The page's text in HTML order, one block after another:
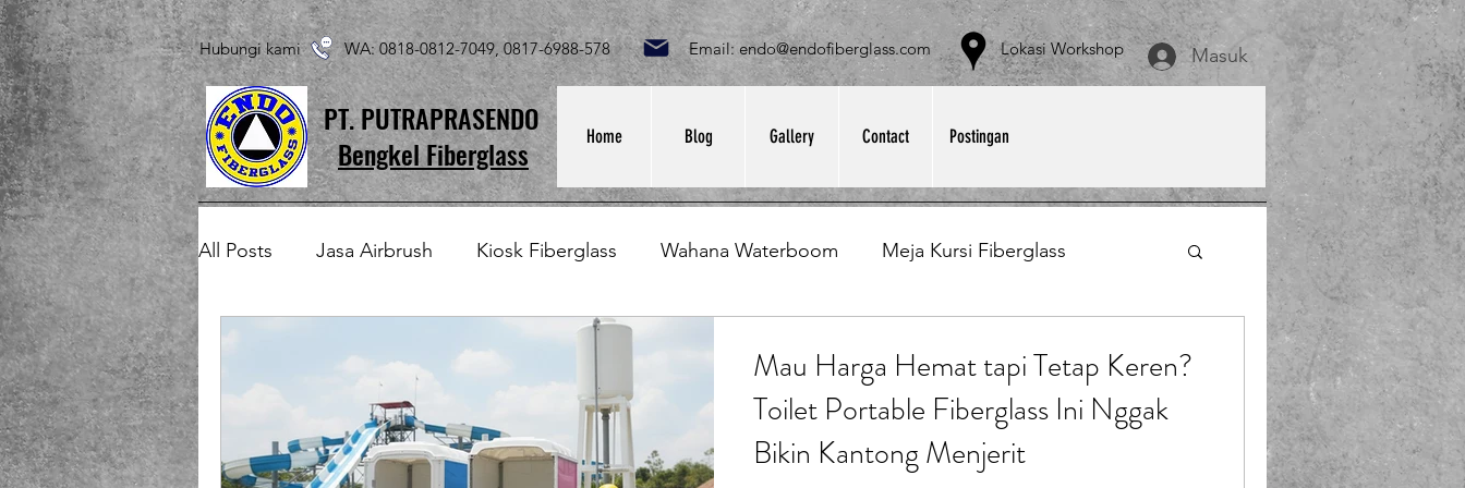
Hubungi kami WA: 0818-0812-7049, 0817-6988-578 Email:endo@endofiberglass.comLokasi Workshop Masuk
Bengkel Fiberglass
PT. PUTRAPRASENDO Home Blog Gallery Contact Postingan
All Posts Jasa Airbrush Kiosk Fiberglass Wahana Waterboom Meja Kursi Fiberglass
Bak Fiberglass
Patung Fiberglass Tempat Sampah Fiberglass Lining Fiberglass Ilmu Fiberglass
Mau Harga Hemat tapi Tetap Keren?
Toilet Portable Fiberglass Ini Nggak
Bikin Kantong Menjerit